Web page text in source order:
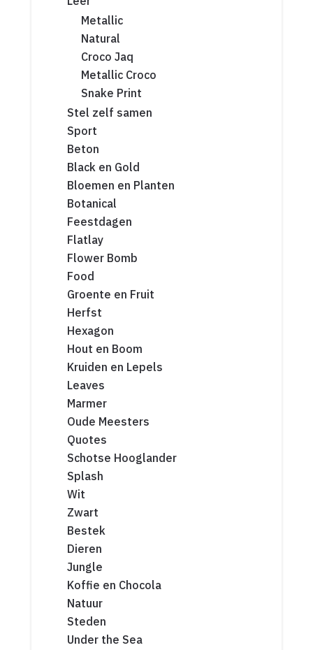
Metallic
Natural
Croco Jaq
Metallic Croco
Snake Print
Stel zelf samen
Sport
Beton
Black en Gold
Bloemen en Planten
Botanical
Feestdagen
Flatlay
Flower Bomb
Food
Groente en Fruit
Herfst
Hexagon
Hout en Boom
Kruiden en Lepels
Leaves
Marmer
Oude Meesters
Quotes
Schotse Hooglander
Splash
Wit
Zwart
Bestek
Dieren
Jungle
Koffie en Chocola
Natuur
Steden
Under the Sea